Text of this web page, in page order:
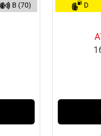
B (70) D